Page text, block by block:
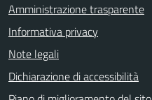
Amministrazione trasparente
Informativa privacy
Note legali
Dichiarazione di accessibilità